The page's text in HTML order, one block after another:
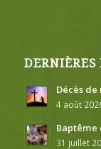
DERNIÈRES
Décès de
4 août
Baptême
31 juillet